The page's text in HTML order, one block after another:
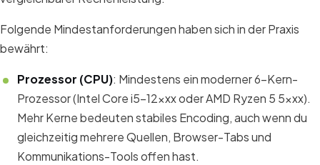
Folgende Mindestanforderungen haben sich in der Praxis
bewährt:
Prozessor (CPU): Mindestens ein moderner 6-Kern-
Prozessor (Intel Core i5-12xxx oder AMD Ryzen 5 5xxx).
Mehr Kerne bedeuten stabiles Encoding, auch wenn du
gleichzeitig mehrere Quellen, Browser-Tabs und
Kommunikations-Tools offen hast.